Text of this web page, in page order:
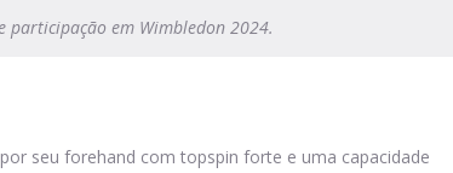
participação em Wimbledon 2024.
seu forehand com topspin forte e uma capacidade